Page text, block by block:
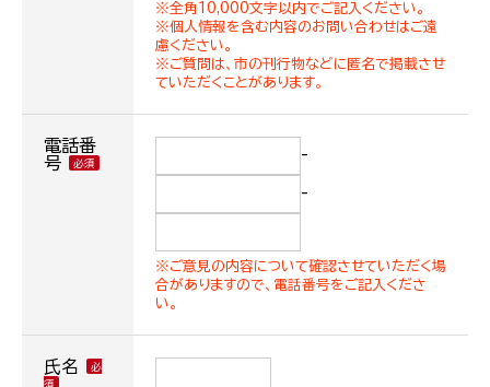
※全角10,000文字以内でご記入ください。
※個人情報を含む内容のお問い合わせはご遠
慮ください。
※ご質問は、市の刊行物などに匿名で掲載させ
ていただくことがあります。
電話番
号
-
-
※ご意見の内容について確認させていただく場
合がありますので、電話番号をご記入くださ
い。
氏名